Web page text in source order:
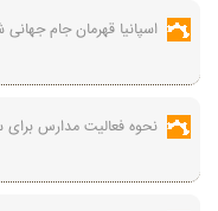
اسپانیا قهرمان جام جهانی
نحوه فعالیت مدارس